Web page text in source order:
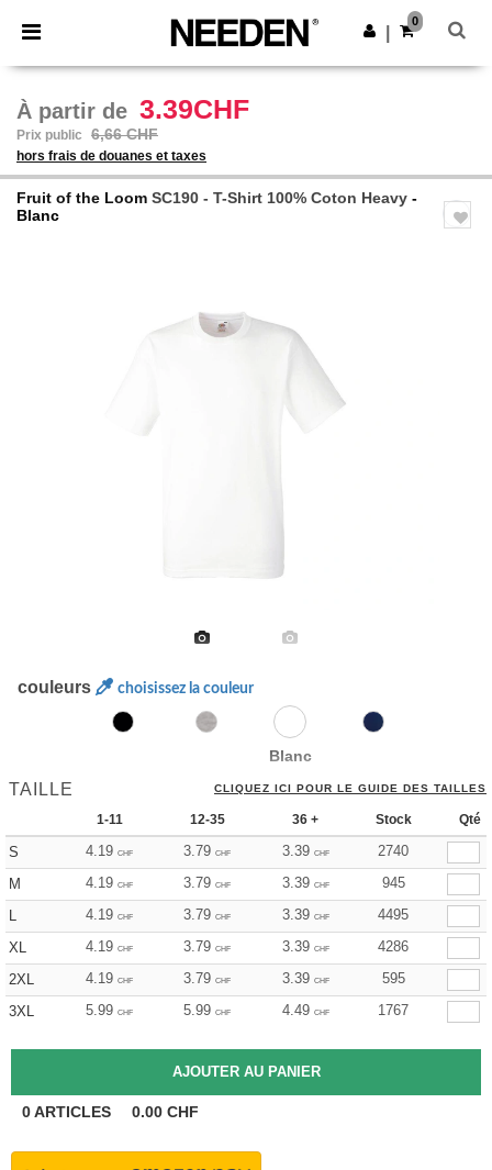
× Appli Needen
Meilleurs prix sur l’app !
Obtenir l'appli
0
À partir de 3.39CHF
Prix public 6,66 CHF
hors frais de douanes et taxes
Fruit of the Loom SC190 - T-Shirt 100% Coton Heavy -
Blanc
couleurs choisissez la couleur
Blanc
TAILLE CLIQUEZ ICI POUR LE GUIDE DES TAILLES
1-11 12-35 36 + Stock Qté
S 4.19 CHF 3.79 CHF 3.39 CHF
2740
M
4.19 CHF 3.79 CHF 3.39 CHF
945
L
4.19 CHF 3.79 CHF 3.39 CHF
4495
XL
4.19 CHF 3.79 CHF 3.39 CHF
4286
2XL
4.19 CHF 3.79 CHF 3.39 CHF
595
3XL
5.99 CHF 5.99 CHF 4.49 CHF 1767
0ARTICLES 0.00 CHF